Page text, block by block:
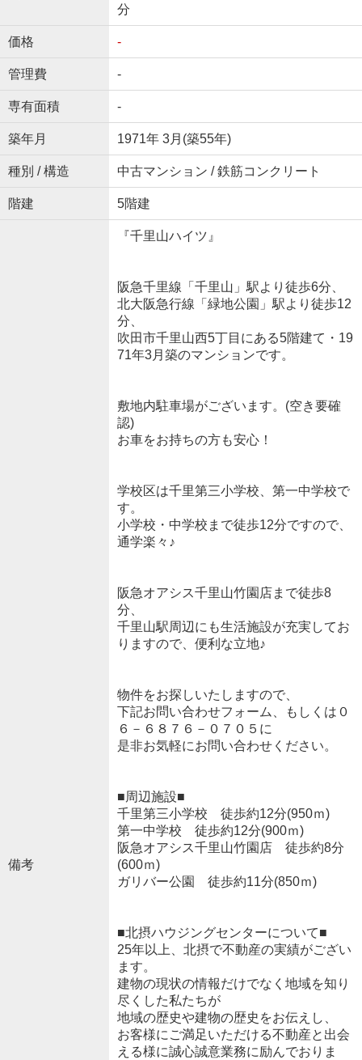
分
価格 -
管理費 -
専有面積 -
築年月 1971年 3月(築55年)
種別 / 構造 中古マンション / 鉄筋コンクリート
階建 5階建
備考
『千里山ハイツ』
阪急千里線「千里山」駅より徒歩6分、
北大阪急行線「緑地公園」駅より徒歩12
分、
吹田市千里山西5丁目にある5階建て・19
71年3月築のマンションです。
敷地内駐車場がございます。(空き要確
認)
お車をお持ちの方も安心！
学校区は千里第三小学校、第一中学校で
す。
小学校・中学校まで徒歩12分ですので、
通学楽々♪
阪急オアシス千里山竹園店まで徒歩8
分、
千里山駅周辺にも生活施設が充実してお
りますので、便利な立地♪
物件をお探しいたしますので、
下記お問い合わせフォーム、もしくは０
６－６８７６－０７０５に
是非お気軽にお問い合わせください。
■周辺施設■
千里第三小学校 徒歩約12分(950ｍ)
第一中学校 徒歩約12分(900ｍ)
阪急オアシス千里山竹園店 徒歩約8分
(600ｍ)
ガリバー公園 徒歩約11分(850ｍ)
■北摂ハウジングセンターについて■
25年以上、北摂で不動産の実績がござい
ます。
建物の現状の情報だけでなく地域を知り
尽くした私たちが
地域の歴史や建物の歴史をお伝えし、
お客様にご満足いただける不動産と出会
える様に誠心誠意業務に励んでおりま